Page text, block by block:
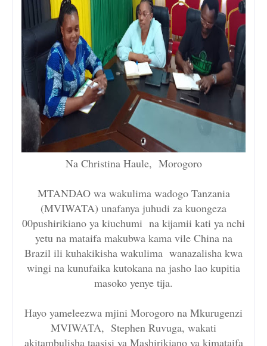
Na Christina Haule, Morogoro
MTANDAO wa wakulima wadogo Tanzania
(MVIWATA) unafanya juhudi za kuongeza
00pushirikiano ya kiuchumi na kijamii kati ya nchi
yetu na mataifa makubwa kama vile China na
Brazil ili kuhakikisha wakulima wanazalisha kwa
wingi na kunufaika kutokana na jasho lao kupitia
masoko yenye tija.
Hayo yameleezwa mjini Morogoro na Mkurugenzi
MVIWATA, Stephen Ruvuga, wakati
akitambulisha taasisi ya Mashirikiano ya kimataifa